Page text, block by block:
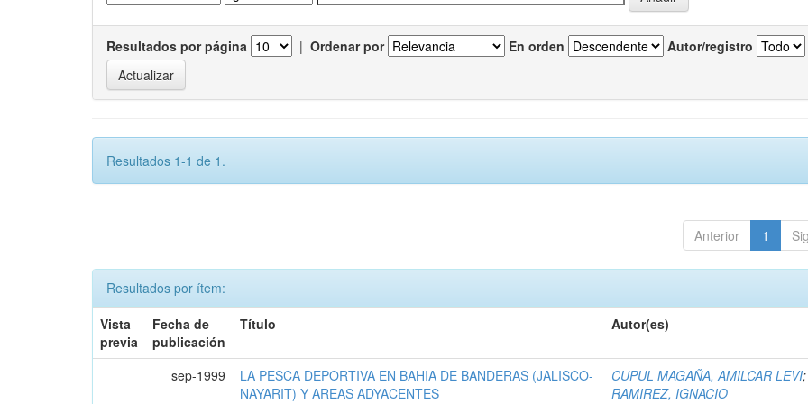
Resultados por página | Ordenar por En orden Autor/registro
Resultados 1-1 de 1.
Anterior 1
Resultados por ítem:
Vista
previa
Fecha de
publicación
Título Autor(es)
sep-1999
LA PESCA DEPORTIVA EN BAHIA DE BANDERAS (JALISCO-
NAYARIT) Y AREAS ADYACENTES
CUPUL MAGAÑA, AMILCAR LEVI
RAMIREZ, IGNACIO